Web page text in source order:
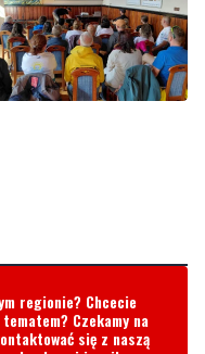
regionie? Chcecie
Czekamy na
się z naszą